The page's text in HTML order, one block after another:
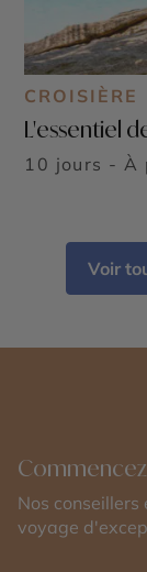
CROISIÈRE
L'essentiel
10 jours - À
Voir
Nos
voyage